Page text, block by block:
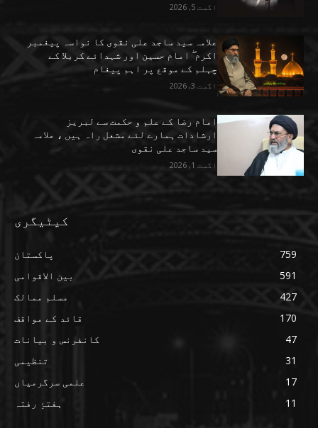
اگست 5, 2026
علامہ سید ساجد علی نقوی کا نواسہ پیغمبر
اکرم ۖ امام حسین اور شہدائے کربلا کے
چہلم کے موقع پر اہم پیغام
اگست 3, 2026
امام رضا کے علم و حکمت سے لبریز
ارشادات ہمارے لئے مشعل راہ ہیں ، علامہ
سید ساجد علی نقوی
اگست 1, 2026
کیٹیگری
پاکستان
759
بین الاقوامی
591
مسلم ممالک
427
قائد کے مواقف
170
کانفرنس و بیانات
47
تنظیمی
31
علمی سرگرمیاں
17
ہفتۂِ رفتہ
11